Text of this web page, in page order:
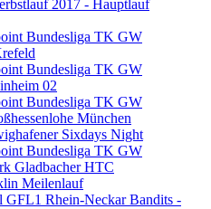
2017 - Hauptlauf
Bundesliga TK GW
Bundesliga TK GW
02
Bundesliga TK GW
München
Sixdays Night
Bundesliga TK GW
Gladbacher HTC
Meilenlauf
GFL1 Rhein-Neckar Bandits -